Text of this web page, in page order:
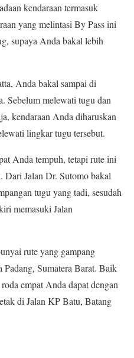
kendaraan termasuk
yang melintasi By Pass ini
supaya Anda bakal lebih
Anda bakal sampai di
Sebelum melewati tugu dan
kendaraan Anda diharuskan
lingkar tugu tersebut.
Anda tempuh, tetapi rute ini
Dari Jalan Dr. Sutomo bakal
tugu yang tadi, sesudah
memasuki Jalan
rute yang gampang
Sumatera Barat. Baik
empat Anda dapat dengan
di Jalan KP Batu, Batang